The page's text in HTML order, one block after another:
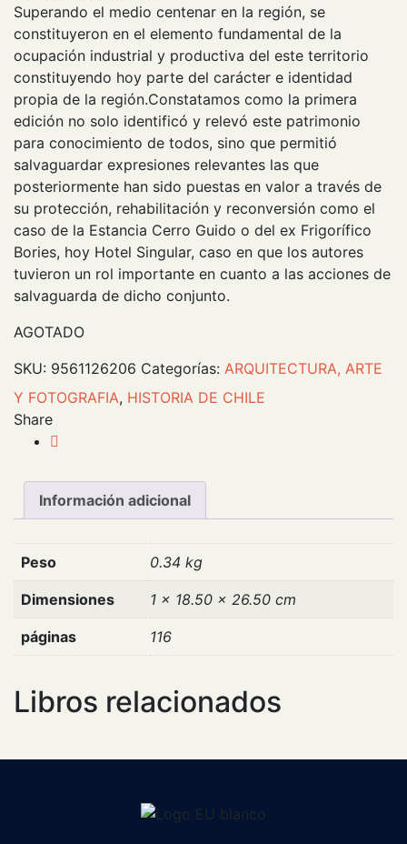
Superando el medio centenar en la región, se
constituyeron en el elemento fundamental de la
ocupación industrial y productiva del este territorio
constituyendo hoy parte del carácter e identidad
propia de la región.Constatamos como la primera
edición no solo identificó y relevó este patrimonio
para conocimiento de todos, sino que permitió
salvaguardar expresiones relevantes las que
posteriormente han sido puestas en valor a través de
su protección, rehabilitación y reconversión como el
caso de la Estancia Cerro Guido o del ex Frigorífico
Bories, hoy Hotel Singular, caso en que los autores
tuvieron un rol importante en cuanto a las acciones de
salvaguarda de dicho conjunto.
AGOTADO
SKU: 9561126206 Categorías: ARQUITECTURA, ARTE
Y FOTOGRAFIA, HISTORIA DE CHILE
Share
Información adicional
Peso 0.34 kg
Dimensiones 1 × 18.50 × 26.50 cm
páginas 116
Libros relacionados